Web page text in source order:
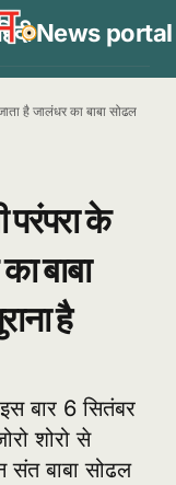
है जालंधर का बाबा सोढल
परंपरा के
बाबा
है
बार 6 सितंबर
शोरो से
संत बाबा सोढल